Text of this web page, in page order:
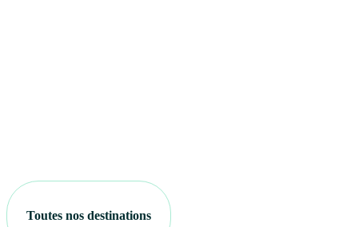
Toutes nos destinations